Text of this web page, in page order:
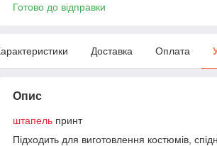
Готово до відправки
Доставка Оплата
Опис
штапель принт
Підходить для виготовлення костюмів,